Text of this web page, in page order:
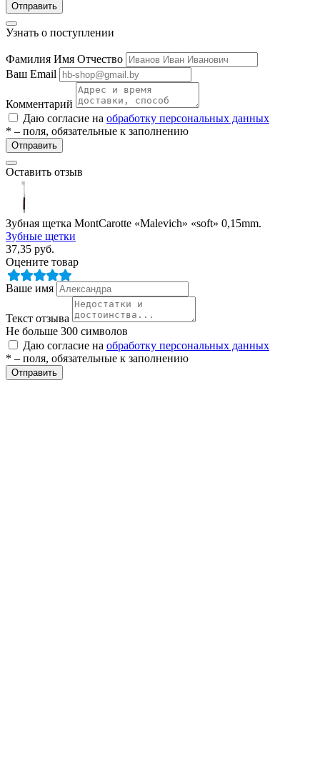
Отправить
Узнать о поступлении
Фамилия Имя Отчество
Ваш Email
Комментарий
Даю согласие на обработку персональных данных
* – поля, обязательные к заполнению
Отправить
Оставить отзыв
Зубная щетка MontCarotte «Malevich» «soft» 0,15mm.
Зубные щетки
37,35 руб.
Оцените товар
Ваше имя
Текст отзыва
Не больше 300 символов
Даю согласие на обработку персональных данных
* – поля, обязательные к заполнению
Отправить